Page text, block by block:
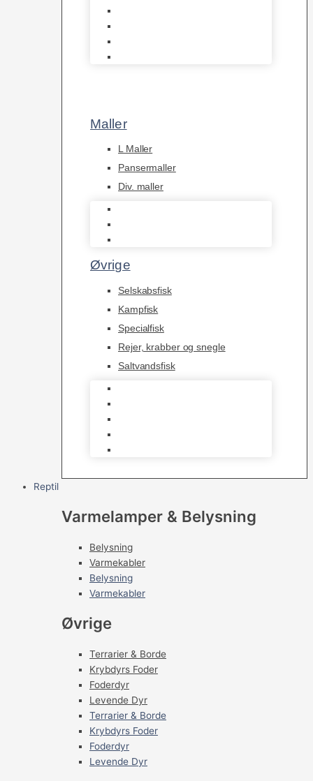
Maller
L Maller
Pansermaller
Div. maller
Øvrige
Selskabsfisk
Kampfisk
Specialfisk
Rejer, krabber og snegle
Saltvandsfisk
Reptil
Varmelamper & Belysning
Belysning
Varmekabler
Belysning
Varmekabler
Øvrige
Terrarier & Borde
Krybdyrs Foder
Foderdyr
Levende Dyr
Terrarier & Borde
Krybdyrs Foder
Foderdyr
Levende Dyr